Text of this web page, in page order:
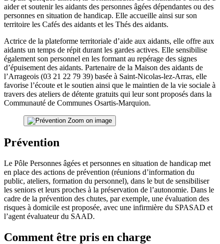
aider et soutenir les aidants des personnes âgées dépendantes ou des
personnes en situation de handicap. Elle accueille ainsi sur son
territoire les Cafés des aidants et les Thés des aidants.
Actrice de la plateforme territoriale d’aide aux aidants, elle offre aux
aidants un temps de répit durant les gardes actives. Elle sensibilise
également son personnel en les formant au repérage des signes
d’épuisement des aidants. Partenaire de la Maison des aidants de
l’Arrageois (03 21 22 79 39) basée à Saint-Nicolas-lez-Arras, elle
favorise l’écoute et le soutien ainsi que le maintien de la vie sociale à
travers des ateliers de détente gratuits qui leur sont proposés dans la
Communauté de Communes Osartis-Marquion.
Zoom on image
Prévention
Le Pôle Personnes âgées et personnes en situation de handicap met
en place des actions de prévention (réunions d’information du
public, ateliers, formation du personnel), dans le but de sensibiliser
les seniors et leurs proches à la préservation de l’autonomie. Dans le
cadre de la prévention des chutes, par exemple, une évaluation des
risques à domicile est proposée, avec une infirmière du SPASAD et
l’agent évaluateur du SAAD.
Comment être pris en charge